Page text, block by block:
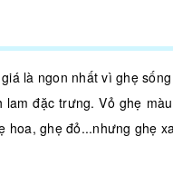
là ngon nhất vì ghẹ
đặc trưng. Vỏ ghẹ
hoa, ghẹ đỏ...nhưng ghẹ